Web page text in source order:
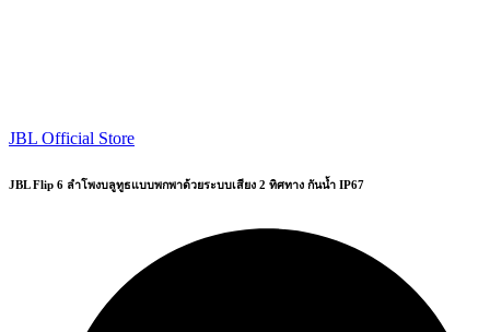
JBL Official Store
JBL Flip 6 ลำโพงบลูทูธแบบพกพาด้วยระบบเสียง 2 ทิศทาง กันน้ำ IP67